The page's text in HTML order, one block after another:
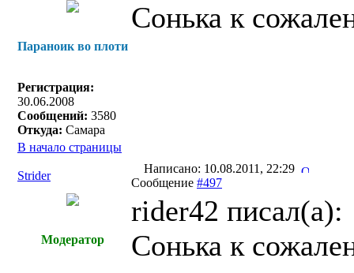
Параноик во плоти
Регистрация:
30.06.2008
Сообщений: 3580
Откуда: Самара
Сонька к
В начало страницы
Strider
Написано: 10.08.2011, 22:29
Сообщение #497
Модератор
rider42 писал(a):
Сонька к